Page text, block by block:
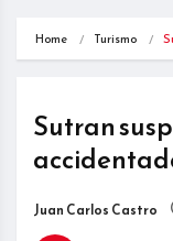
Home Turismo
Sutran
Juan Carlos Castro